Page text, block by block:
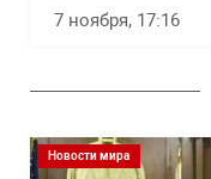
7 ноября, 17:16
Новости мира